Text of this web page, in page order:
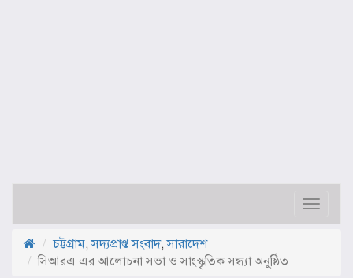
Toggle
চট্টগ্রাম,সদ্যপ্রাপ্ত সংবাদ,সারাদেশ
সিআরএ এর আলোচনা সভা ও সাংস্কৃতিক সন্ধ্যা অনুষ্ঠিত